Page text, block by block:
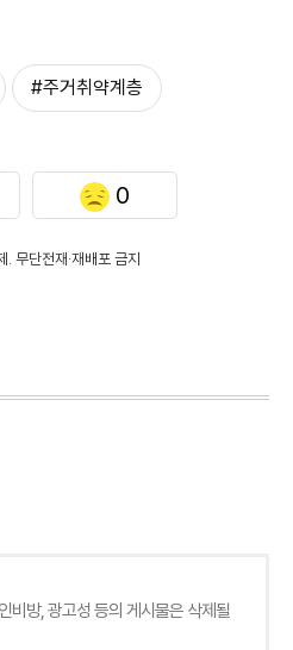
#주거취약계층
0
무단전재·재배포 금지